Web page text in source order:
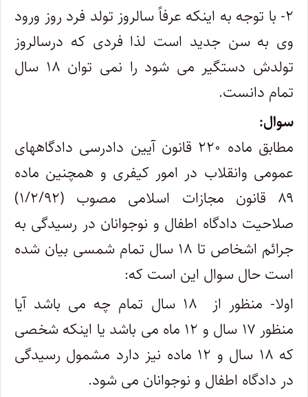
۲- با توجه به اینکه عرفاً سالروز تولد فرد روز ورود
وی به سن جدید است لذا فردی که درسالروز
تولدش دستگیر می شود را نمی توان ۱۸ سال
تمام دانست.
سوال:
مطابق ماده ۲۲۰ قانون آیین دادرسی دادگاههای
عمومی وانقلاب در امور کیفری و همچنین ماده
۸۹ قانون مجازات اسلامی مصوب (۱/۲/۹۲)
صلاحیت دادگاه اطفال و نوجوانان در رسیدگی به
جرائم اشخاص تا ۱۸ سال تمام شمسی بیان شده
است حال سوال این است که:
اولا- منظور از ۱۸ سال تمام چه می باشد آیا
منظور ۱۷ سال و ۱۲ ماه می باشد یا اینکه شخصی
که ۱۸ سال و ۱۲ ماده نیز دارد مشمول رسیدگی
در دادگاه اطفال و نوجوانان می شود.